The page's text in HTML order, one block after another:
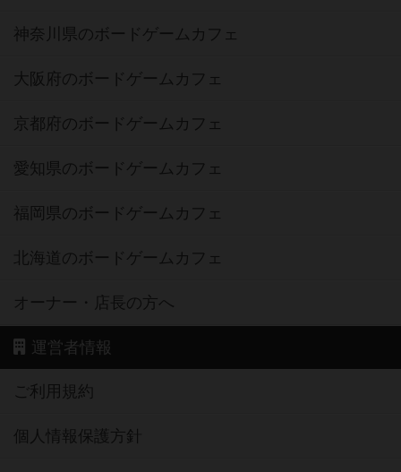
神奈川県のボードゲームカフェ
大阪府のボードゲームカフェ
京都府のボードゲームカフェ
愛知県のボードゲームカフェ
福岡県のボードゲームカフェ
北海道のボードゲームカフェ
オーナー・店長の方へ
運営者情報
ご利用規約
個人情報保護方針